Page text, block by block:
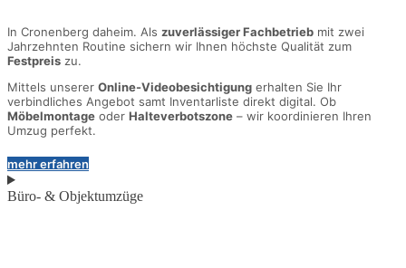
In Cronenberg daheim. Als zuverlässiger Fachbetrieb mit zwei
Jahrzehnten Routine sichern wir Ihnen höchste Qualität zum
Festpreis zu.
Mittels unserer Online-Videobesichtigung erhalten Sie Ihr
verbindliches Angebot samt Inventarliste direkt digital. Ob
Möbelmontage oder Halteverbotszone – wir koordinieren Ihren
Umzug perfekt.
mehr erfahren
Büro- & Objektumzüge